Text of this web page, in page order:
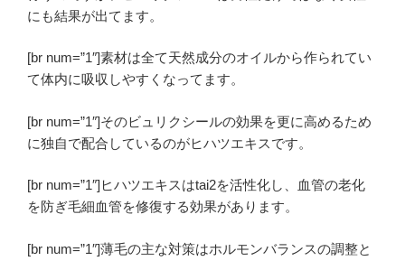
にも結果が出てます。
[br num=”1″]素材は全て天然成分のオイルから作られてい
て体内に吸収しやすくなってます。
[br num=”1″]そのビュリクシールの効果を更に高めるため
に独自で配合しているのがヒハツエキスです。
[br num=”1″]ヒハツエキスはtai2を活性化し、血管の老化
を防ぎ毛細血管を修復する効果があります。
[br num=”1″]薄毛の主な対策はホルモンバランスの調整と